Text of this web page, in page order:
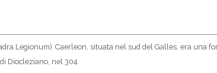
Legionum). Caerleon, situata nel sud del Galles, era una
Diocleziano, nel 304.